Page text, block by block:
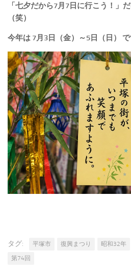
「七夕だから7月7日に行こう！」
（笑）
今年は 7月3日（金）～5日（日） で
タグ: 平塚市 復興まつり 昭和32年
第74回